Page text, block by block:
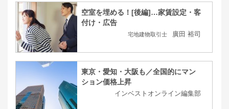
空室を埋める！[後編]…家賃設定・客
付け・広告
宅地建物取引士 廣田 裕司
東京・愛知・大阪も／全国的にマン
ション価格上昇
インベストオンライン編集部